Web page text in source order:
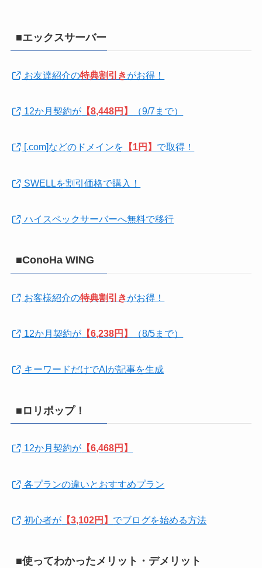
■エックスサーバー
お友達紹介の特典割引きがお得！
12か月契約が 【8,448円】 （9/7まで）
[.com]などのドメインを 【1円】 で取得！
SWELLを割引価格で購入！
ハイスペックサーバーへ無料で移行
■ConoHa WING
お客様紹介の特典割引きがお得！
12か月契約が 【6,238円】 （8/5まで）
キーワードだけでAIが記事を生成
■ロリポップ！
12か月契約が 【6,468円】
各プランの違いとおすすめプラン
初心者が 【3,102円】 でブログを始める方法
■使ってわかったメリット・デメリット